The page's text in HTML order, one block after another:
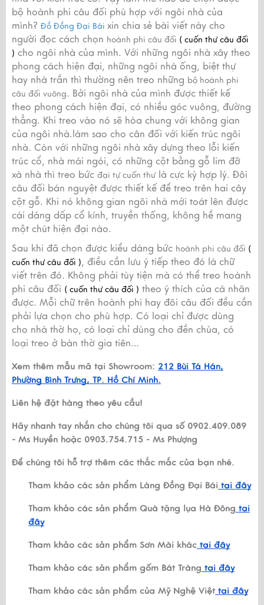
bộ hoành phi câu đối phù hợp với ngôi nhà của
mình? Đồ Đồng Đại Bái xin chia sẻ bài viết này cho
người đọc cách chọn hoành phi câu đối ( cuốn thư câu đối
) cho ngôi nhà của mình. Với những ngôi nhà xây theo
phong cách hiện đại, những ngôi nhà ống, biệt thự
hay nhà trần thì thường nên treo những bộ hoành phi
câu đối vuông. Bởi ngôi nhà của mình được thiết kế
theo phong cách hiện đại, có nhiều góc vuông, đường
thẳng. Khi treo vào nó sẽ hòa chung với không gian
của ngôi nhà.làm sao cho cân đối với kiến trúc ngôi
nhà. Còn với những ngôi nhà xây dựng theo lỗi kiến
trúc cổ, nhà mái ngói, có những cột bằng gỗ lim đỡ
xà nhà thì treo bức đại tự cuốn thư là cực kỳ hợp lý. Đôi
câu đối bán nguyệt được thiết kế để treo trên hai cây
cột gỗ. Khi nó không gian ngôi nhà mới toát lên được
cái dáng dấp cổ kính, truyền thống, không hề mang
một chút hiện đại nào.
Sau khi đã chọn được kiểu dáng bức hoành phi câu đối (
cuốn thư câu đối ), điều cần lưu ý tiếp theo đó là chữ
viết trên đó. Không phải tùy tiện mà có thể treo hoành
phi câu đối ( cuốn thư câu đối ) theo ý thích của cá nhân
được. Mỗi chữ trên hoành phi hay đôi câu đối đều cần
phải lựa chọn cho phù hợp. Có loại chỉ được dùng
cho nhà thờ họ, có loại chỉ dùng cho đền chùa, có
loại treo ở bàn thờ gia tiên…
Xem thêm mẫu mã tại Showroom: 212 Bùi Tá Hán,
Phường Bình Trưng, TP. Hồ Chí Minh.
Liên hệ đặt hàng theo yêu cầu!
Hãy nhanh tay nhắn cho chúng tôi qua số 0902.409.089
- Ms Huyền hoặc 0903.754.715 - Ms Phượng
Để chúng tôi hỗ trợ thêm các thắc mắc của bạn nhé.
Tham khảo các sản phẩm Làng Đồng Đại Bái tại đây
Tham khảo các sản phẩm Quà tặng lụa Hà Đông tại
đây
Tham khảo các sản phẩm Sơn Mài khác tại đây
Tham khảo các sản phẩm gốm Bát Tràng tại đây
Tham khảo các sản phẩm của Mỹ Nghệ Việttại đây